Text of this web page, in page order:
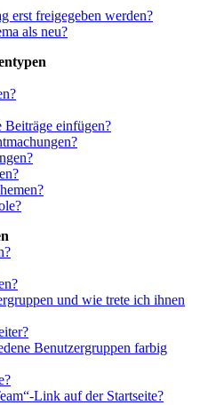
erst freigegeben werden?
als neu?
einfügen?
und wie trete ich ihnen
Benutzergruppen farbig
Link auf der Startseite?